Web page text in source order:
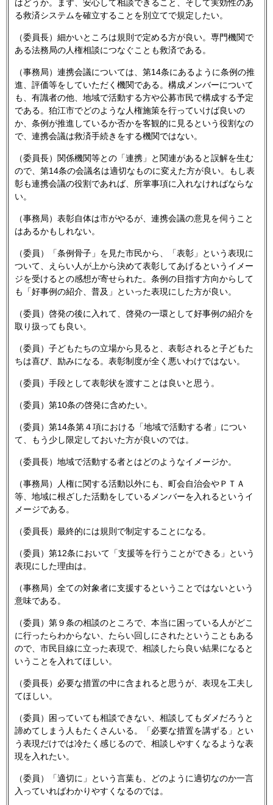
はどうか。まず、安心して相談できること、そして実効性のあ
る救済システムを確立することを別立てで規定したい。
（委員長）細かいところは規則で定める方が良い。専門機関で
ある法務局の人権相談につなぐことも救済である。
（事務局）連携会議については、第14条にあるように条例の推
進、評価等をしていただく機関である。構成メンバーについて
も、有識者の他、地域で活動する方や公募市民で構成する予定
である。狛江市でどのような人権施策を行っていけば良いの
か、条例が推進しているか否かを客観的に見るという役割なの
で、連携会議は救済手続きをする機関ではない。
（委員長）関係機関等との「連携」と関連があると誤解を生む
ので、第14条の会議名は適切なものに変えた方が良い。もし表
彰も連携会議の役割であれば、所掌事項に入れなければならな
い。
（事務局）表彰自体は市がやるが、連携会議の意見を伺うこと
はあるかもしれない。
（委員）「条例骨子」を見た市民から、「表彰」という表現に
ついて、えらい人が上から決めて表彰してあげるというイメー
ジを受けるとの感想が寄せられた。条例の目指す方向からして
も「好事例の紹介、普及」といった表現にした方が良い。
（委員）啓発の後に入れて、啓発の一環として好事例の紹介を
取り扱っても良い。
（委員）子どもたちの立場から見ると、表彰されると子どもた
ちは喜び、励みになる。表彰制度が全く悪いわけではない。
（委員）手段として表彰状を渡すことは良いと思う。
（委員）第10条の啓発に含めたい。
（委員）第14条第４項における「地域で活動する者」につい
て、もう少し限定しておいた方が良いのでは。
（委員長）地域で活動する者とはどのようなイメージか。
（事務局）人権に関する活動以外にも、町会自治会やＰＴＡ
等、地域に根ざした活動をしているメンバーを入れるというイ
メージである。
（委員長）最終的には規則で制定することになる。
（委員）第12条において「支援等を行うことができる」という
表現にした理由は。
（事務局）全ての対象者に支援するということではないという
意味である。
（委員）第９条の相談のところで、本当に困っている人がどこ
に行ったらわからない、たらい回しにされたということもある
ので、市民目線に立った表現で、相談したら良い結果になると
いうことを入れてほしい。
（委員長）必要な措置の中に含まれると思うが、表現を工夫し
てほしい。
（委員）困っていても相談できない、相談してもダメだろうと
諦めてしまう人もたくさんいる。「必要な措置を講ずる」とい
う表現だけでは冷たく感じるので、相談しやすくなるような表
現を入れたい。
（委員）「適切に」という言葉も、どのように適切なのか一言
入っていればわかりやすくなるのでは。